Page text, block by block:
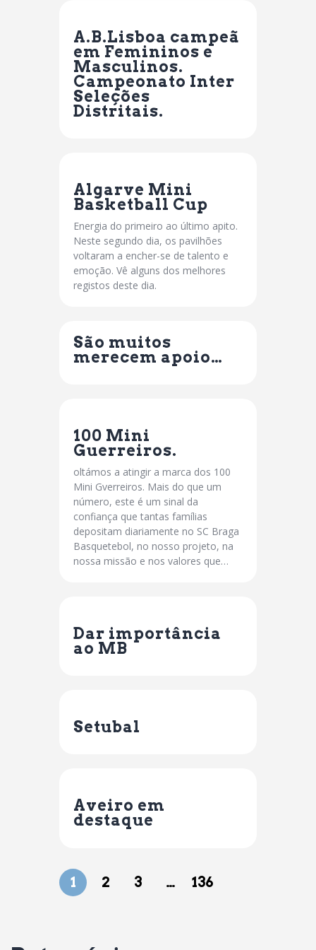
A.B.Lisboa campeã
em Femininos e
Masculinos.
Campeonato Inter
Seleções
Distritais.
Algarve Mini
Basketball Cup
Energia do primeiro ao último apito.
Neste segundo dia, os pavilhões
voltaram a encher-se de talento e
emoção. Vê alguns dos melhores
registos deste dia.
São muitos
merecem apoio…
100 Mini
Guerreiros.
oltámos a atingir a marca dos 100
Mini Gverreiros. Mais do que um
número, este é um sinal da
confiança que tantas famílias
depositam diariamente no SC Braga
Basquetebol, no nosso projeto, na
nossa missão e nos valores que…
Dar importância
ao MB
Setubal
Aveiro em
destaque
1 2 3 … 136